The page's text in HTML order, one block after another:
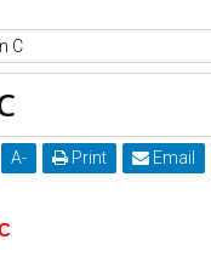
C
A- Print Email